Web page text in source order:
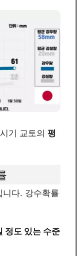
기 교토의 평
니다. 강수확률
정도 있는 수준